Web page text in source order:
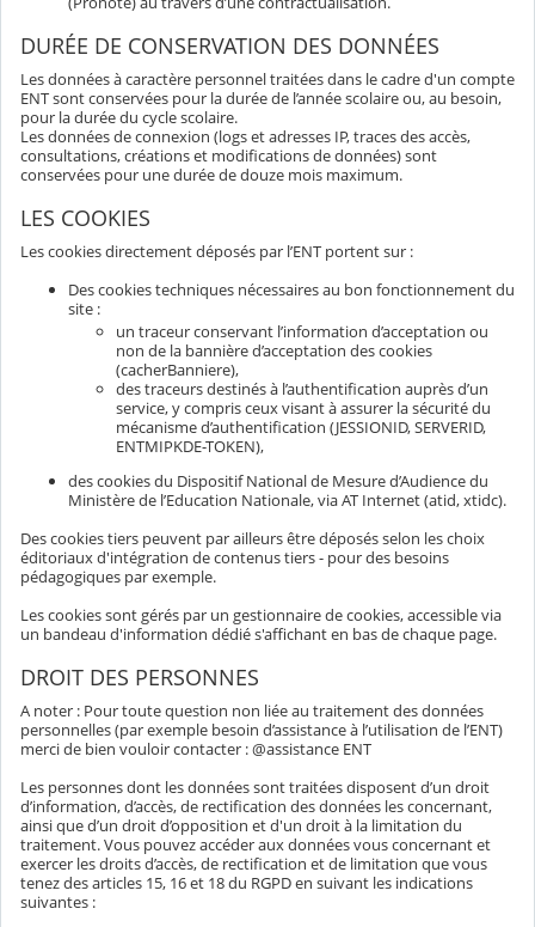
DURÉE DE CONSERVATION DES DONNÉES
Les données à caractère personnel traitées dans le cadre d'un compte
ENT sont conservées pour la durée de l’année scolaire ou, au besoin,
pour la durée du cycle scolaire.
Les données de connexion (logs et adresses IP, traces des accès,
consultations, créations et modifications de données) sont
conservées pour une durée de douze mois maximum.
LES COOKIES
Les cookies directement déposés par l’ENT portent sur :
Des cookies techniques nécessaires au bon fonctionnement du
site :
un traceur conservant l’information d’acceptation ou
non de la bannière d’acceptation des cookies
(cacherBanniere),
des traceurs destinés à l’authentification auprès d’un
service, y compris ceux visant à assurer la sécurité du
mécanisme d’authentification (JESSIONID, SERVERID,
ENTMIPKDE-TOKEN),
des cookies du Dispositif National de Mesure d’Audience du
Ministère de l’Education Nationale, via AT Internet (atid, xtidc).
Des cookies tiers peuvent par ailleurs être déposés selon les choix
éditoriaux d'intégration de contenus tiers - pour des besoins
pédagogiques par exemple.
Les cookies sont gérés par un gestionnaire de cookies, accessible via
un bandeau d'information dédié s'affichant en bas de chaque page.
DROIT DES PERSONNES
A noter : Pour toute question non liée au traitement des données
personnelles (par exemple besoin d’assistance à l’utilisation de l’ENT)
merci de bien vouloir contacter : @assistance ENT
Les personnes dont les données sont traitées disposent d’un droit
d’information, d’accès, de rectification des données les concernant,
ainsi que d’un droit d’opposition et d'un droit à la limitation du
traitement. Vous pouvez accéder aux données vous concernant et
exercer les droits d’accès, de rectification et de limitation que vous
tenez des articles 15, 16 et 18 du RGPD en suivant les indications
suivantes :